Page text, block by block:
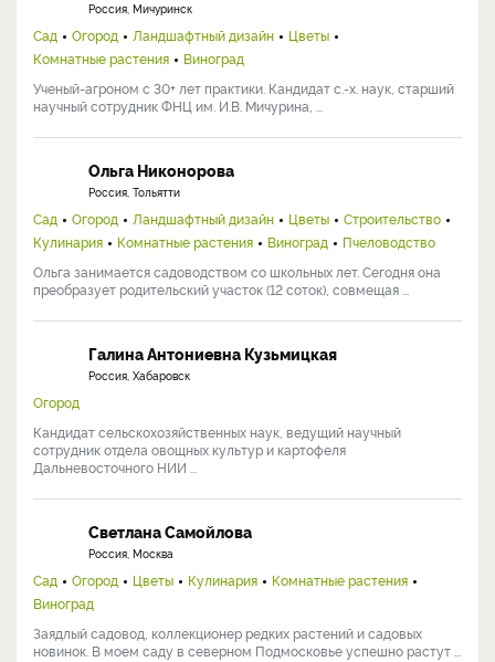
Россия, Мичуринск
Сад Огород Ландшафтный дизайн
Цветы
Комнатные растения
Виноград
Ученый-агроном с 30+ лет практики. Кандидат с.-х. наук, старший
научный сотрудник ФНЦ им. И.В. Мичурина, ...
Ольга Никонорова
Россия, Тольятти
Сад Огород Ландшафтный дизайн Цветы
Строительство
Кулинария
Комнатные растения Виноград
Пчеловодство
Ольга занимается садоводством со школьных лет. Сегодня она
преобразует родительский участок (12 соток), совмещая ...
Галина Антониевна Кузьмицкая
Россия, Хабаровск
Огород
Кандидат сельскохозяйственных наук, ведущий научный
сотрудник отдела овощных культур и картофеля
Дальневосточного НИИ ...
Светлана Самойлова
Россия, Москва
Сад Огород Цветы Кулинария
Комнатные растения
Виноград
Заядлый садовод, коллекционер редких растений и садовых
новинок. В моем саду в северном Подмосковье успешно растут ...